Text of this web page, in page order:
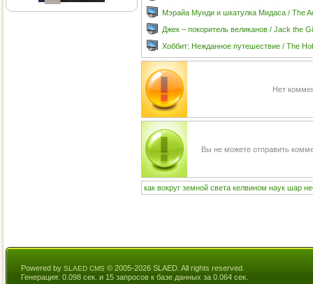
Мэрайа Мунди и шкатулка Мидаса / The
Джек – покоритель великанов / Jack the
Хоббит: Нежданное путешествие / The
Нет
Вы не можете отправить
как вокруг земной света келвином наук шар
Powered by SLAED CMS © 2005-2026 SLAED. All rights reserved.
Генерация: 0.098 сек. и 15 запросов к базе данных за 0.064 сек.